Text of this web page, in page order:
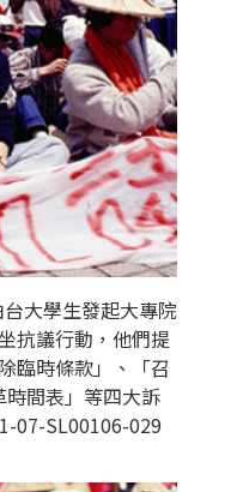
大學生發起大專院
抗議行動，他們提
臨時條款」、「召
間表」等四大訴
07-SL00106-029